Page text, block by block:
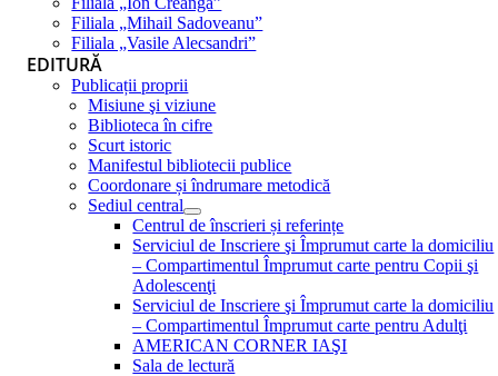
Filiala „Mihail Sadoveanu”
Filiala „Vasile Alecsandri”
EDITURĂ
Publicații proprii
Misiune şi viziune
Biblioteca în cifre
Scurt istoric
Manifestul bibliotecii publice
Coordonare și îndrumare metodică
Sediul central
Centrul de înscrieri și referințe
Serviciul de Inscriere şi Împrumut carte la domiciliu
– Compartimentul Împrumut carte pentru Copii şi
Adolescenţi
Serviciul de Inscriere şi Împrumut carte la domiciliu
– Compartimentul Împrumut carte pentru Adulţi
AMERICAN CORNER IAŞI
Sala de lectură